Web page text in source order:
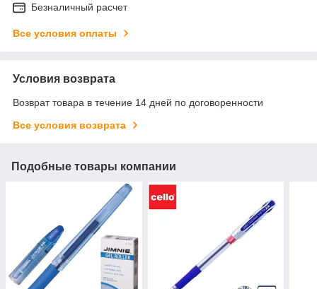
Безналичный расчет
Все условия оплаты
Условия возврата
Возврат товара в течение 14 дней по договоренности
Все условия возврата
Подобные товары компании